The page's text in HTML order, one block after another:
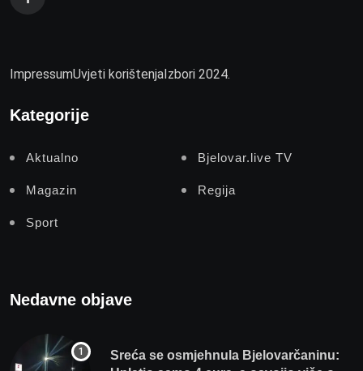
ImpressumUvjeti korištenja Izbori 2024.
Kategorije
Aktualno Bjelovar.live TV
Magazin Regija
Sport
Nedavne objave
Sreća se osmjehnula Bjelovarčaninu: